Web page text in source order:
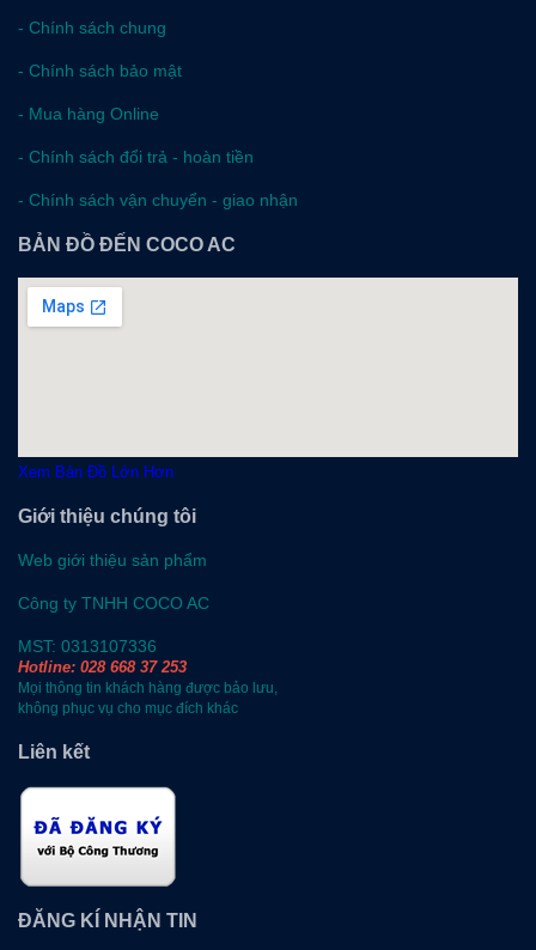
- Chính sách chung
- Chính sách bảo mật
- Mua hàng Online
- Chính sách đổi trả - hoàn tiền
- Chính sách vận chuyển - giao nhận
BẢN ĐỒ ĐẾN COCO AC
Xem Bản Đồ Lớn Hơn
Giới thiệu chúng tôi
Web giới thiệu sản phẩm
Công ty TNHH COCO AC
MST: 0313107336
Hotline: 028 668 37 253
Mọi thông tin khách hàng được bảo lưu,
không phục vụ cho mục đích khác
Liên kết
ĐĂNG KÍ NHẬN TIN